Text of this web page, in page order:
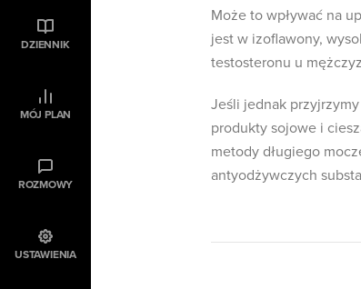
DZIENNIK
MÓJ PLAN
ROZMOWY
USTAWIENIA
Może to wpływać na
jest w izoflawony,
testosteronu u
Jeśli jednak
produkty sojowe i
metody długiego
antyodżywczych